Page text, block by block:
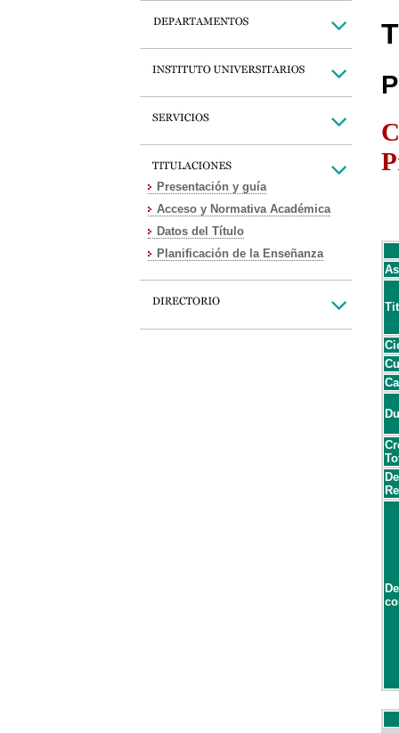
Presentación y guía
Acceso y Normativa Académica
Datos del Título
Planificación de la Enseñanza